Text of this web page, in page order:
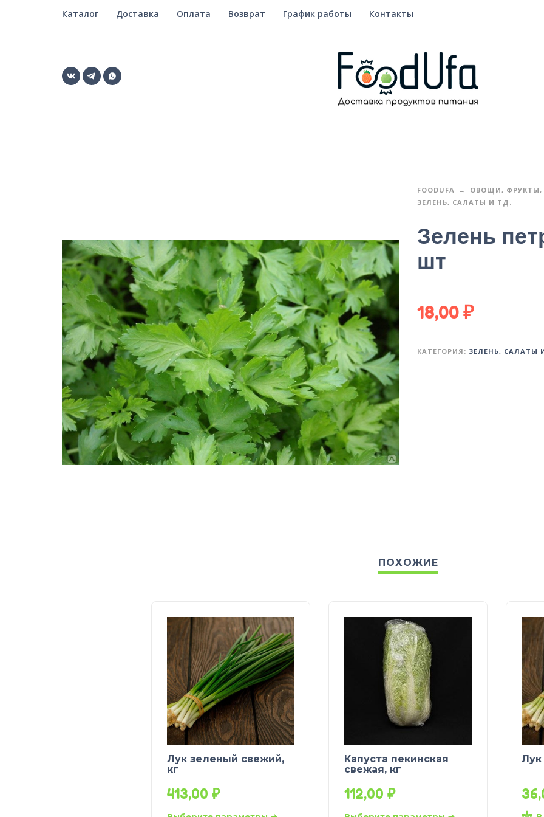
Каталог Доставка Оплата Возврат График работы Контакты
FOODUFA
ОВОЩИ, ФРУКТЫ,
ЗЕЛЕНЬ, САЛАТЫ И ТД.
Зелень
шт
18,00₽
КАТЕГОРИЯ: ЗЕЛЕНЬ, САЛАТЫ
ПОХОЖИЕ
Лук зеленый свежий,
кг
413,00 ₽
Капуста пекинская
свежая, кг
112,00 ₽
Лук